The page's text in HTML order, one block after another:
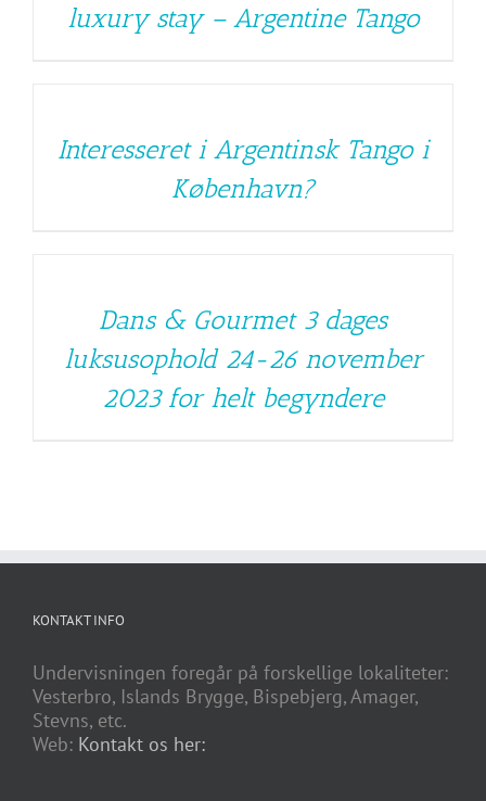
luxury stay – Argentine Tango
Interesseret i Argentinsk Tango i
København?
Dans & Gourmet 3 dages
luksusophold 24-26 november
2023 for helt begyndere
KONTAKT INFO
Undervisningen foregår på forskellige lokaliteter:
Vesterbro, Islands Brygge, Bispebjerg, Amager,
Stevns, etc.
Web: Kontakt os her: